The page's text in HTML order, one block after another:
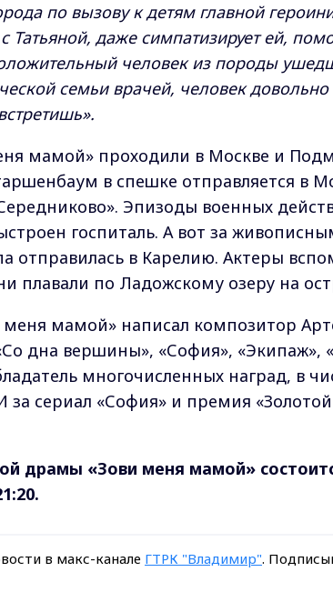
по вызову к детям главной
Татьяной, даже симпатизирует ей,
человек из породы
семьи врачей, человек
мамой» проходили в Москве и
в спешке отправляется в
Эпизоды военных
госпиталь. А вот за
отправилась в Карелию. Актеры
плавали по Ладожскому озеру на
меня мамой» написал композитор
дна вершины», «София», «Экипаж»,
многочисленных наград, в
сериал «София» и премия
драмы «Зови меня мамой»
в макс-канале ГТРК "Владимир".